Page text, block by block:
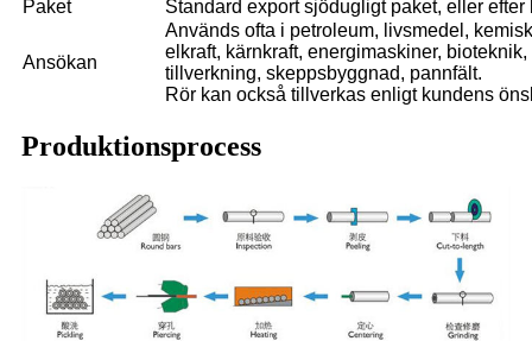
Paket
Standard export sjödugligt paket, eller efter
Ansökan
Används ofta i petroleum, livsmedel,
elkraft, kärnkraft, energimaskiner,
tillverkning, skeppsbyggnad, pannfält.
Rör kan också tillverkas enligt kundens
Produktionsprocess